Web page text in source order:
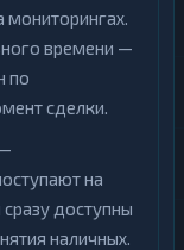
мониторингах.
времени —
по
сделки.
на
доступны
наличных.